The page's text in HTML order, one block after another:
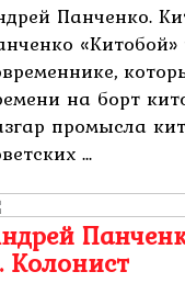
Панченко.
на борт
промысла
...
Колонист